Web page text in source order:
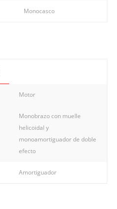
Monocasco
Motor
Monobrazo con muelle
helicoidal y
monoamortiguador de doble
efecto
Amortiguador